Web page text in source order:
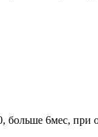
6мес, при